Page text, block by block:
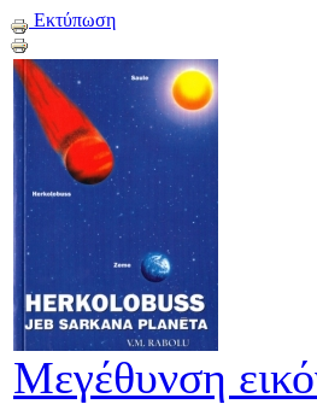
Εκτύπωση
Μεγέθυνση